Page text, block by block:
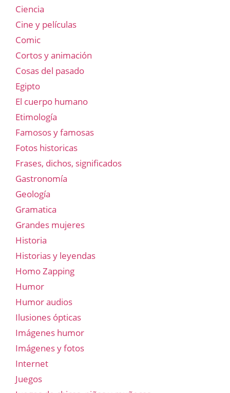
Ciencia
Cine y películas
Comic
Cortos y animación
Cosas del pasado
Egipto
El cuerpo humano
Etimología
Famosos y famosas
Fotos historicas
Frases, dichos, significados
Gastronomía
Geología
Gramatica
Grandes mujeres
Historia
Historias y leyendas
Homo Zapping
Humor
Humor audios
Ilusiones ópticas
Imágenes humor
Imágenes y fotos
Internet
Juegos